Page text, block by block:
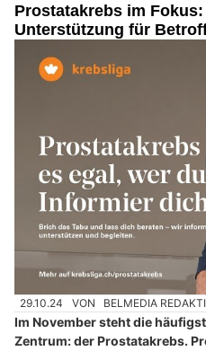
Prostatakrebs im
Unterstützung für
29.10.24 VON BELMEDIA
Im November steht die
Zentrum: der Prostatakrebs.